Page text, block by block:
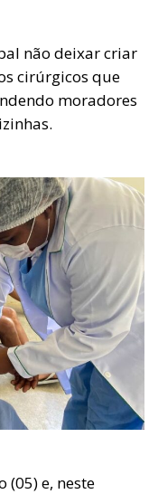
não deixar criar
cirúrgicos que
moradores
e, neste